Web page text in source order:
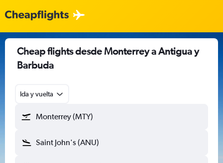
Cheap flights desde Monterrey a Antigua y
Barbuda
Ida y vuelta
Monterrey (MTY)
Saint John's (ANU)